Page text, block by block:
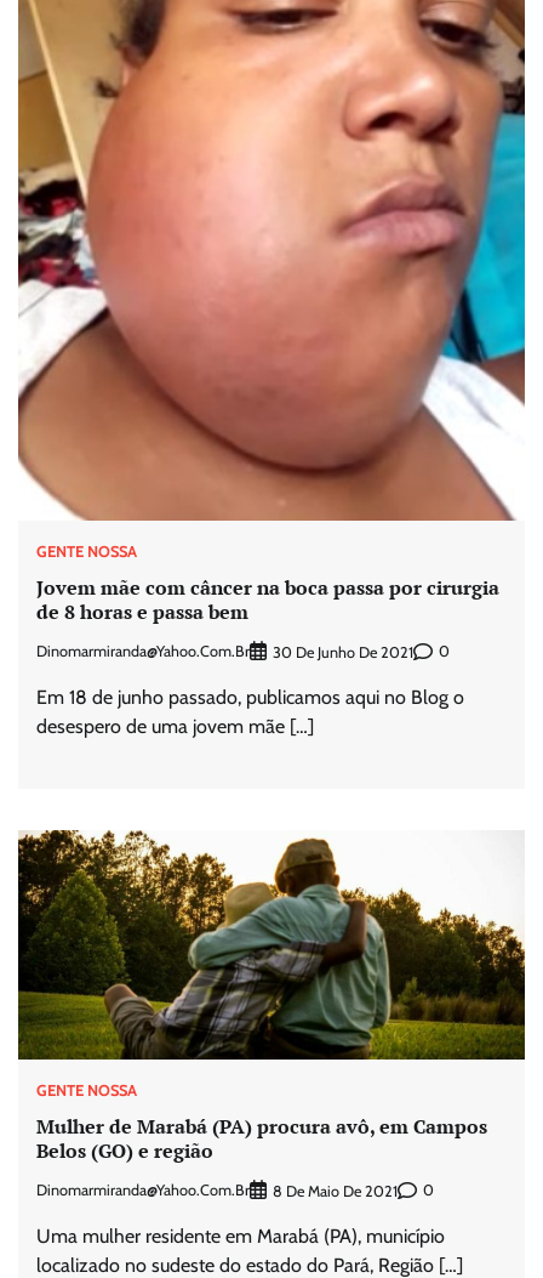
GENTE NOSSA
Jovem mãe com câncer na boca passa por cirurgia
de 8 horas e passa bem
Dinomarmiranda@yahoo.com.br 30 De Junho De 2021 0
Em 18 de junho passado, publicamos aqui no Blog o
desespero de uma jovem mãe […]
GENTE NOSSA
Mulher de Marabá (PA) procura avô, em Campos
Belos (GO) e região
Dinomarmiranda@yahoo.com.br 8 De Maio De 2021 0
Uma mulher residente em Marabá (PA), município
localizado no sudeste do estado do Pará, Região […]